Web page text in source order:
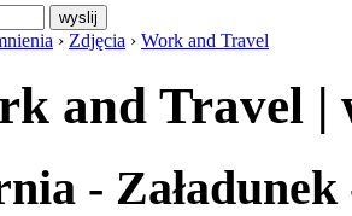
› Zdjęcia › Work and Travel
and Travel |
-